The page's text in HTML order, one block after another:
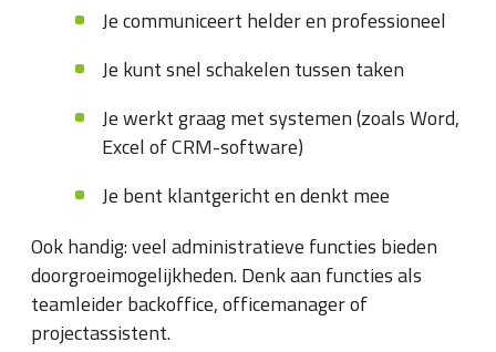
Je communiceert helder en professioneel
Je kunt snel schakelen tussen taken
Je werkt graag met systemen (zoals Word,
Excel of CRM-software)
Je bent klantgericht en denkt mee
Ook handig: veel administratieve functies bieden
doorgroeimogelijkheden. Denk aan functies als
teamleider backoffice, officemanager of
projectassistent.